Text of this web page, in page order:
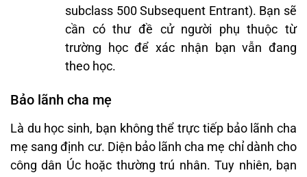
subclass 500 Subsequent Entrant). Bạn sẽ
cần có thư đề cử người phụ thuộc từ
trường học để xác nhận bạn vẫn đang
theo học.
Bảo lãnh cha mẹ
Là du học sinh, bạn không thể trực tiếp bảo lãnh cha
mẹ sang định cư. Diện bảo lãnh cha mẹ chỉ dành cho
công dân Úc hoặc thường trú nhân. Tuy nhiên, bạn